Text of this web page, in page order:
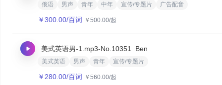
俄语 男声 青年 中年 宣传/专题片 广告配音
￥300.00/百词 ￥ 500.00/起
美式英语男-1.mp3-No.10351 Ben
美式英语 男声 青年 宣传/专题片
￥ 280.00/百词 ￥ 560.00/起